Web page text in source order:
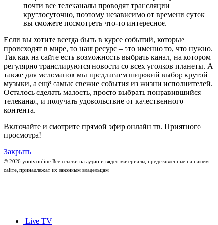
почти все телеканалы проводят трансляции
круглосуточно, поэтому независимо от времени суток
вы сможете посмотреть что-то интересное.
Если вы хотите всегда быть в курсе событий, которые
происходят в мире, то наш ресурс – это именно то, что нужно.
Так как на сайте есть возможность выбрать канал, на котором
регулярно транслируются новости со всех уголков планеты. А
также для меломанов мы предлагаем широкий выбор крутой
музыки, а ещё самые свежие события из жизни исполнителей.
Осталось сделать малость, просто выбрать понравившийся
телеканал, и получать удовольствие от качественного
контента.
Включайте и смотрите прямой эфир онлайн тв. Приятного
просмотра!
Закрыть
© 2026 yootv.online Все ссылки на аудио и видео материалы, представленные на нашем
сайте, принадлежат их законным владельцам.
Live TV